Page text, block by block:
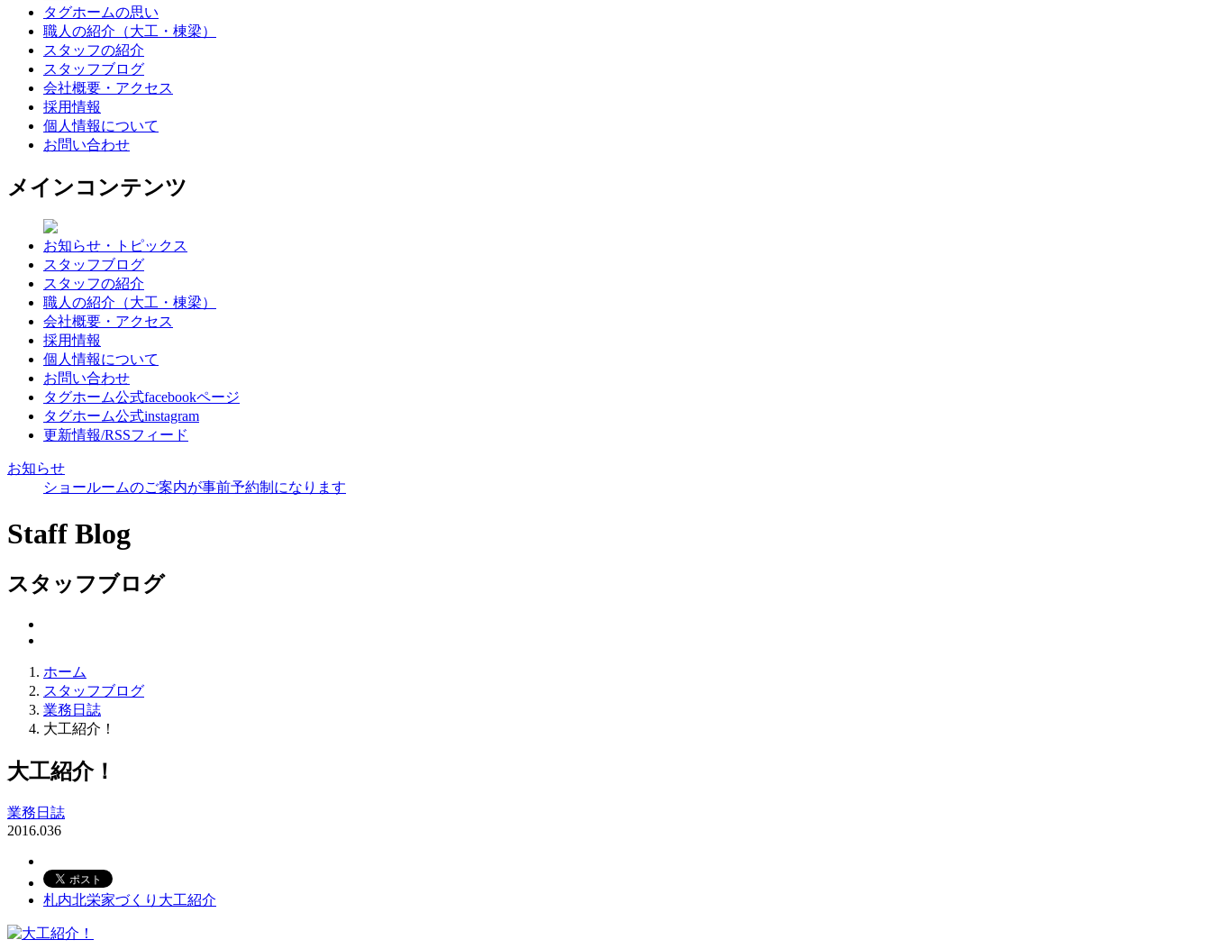
タグホームの思い
職人の紹介（大工・棟梁）
スタッフの紹介
スタッフブログ
会社概要・アクセス
採用情報
個人情報について
お問い合わせ
メインコンテンツ
お知らせ・トピックス
スタッフブログ
スタッフの紹介
職人の紹介（大工・棟梁）
会社概要・アクセス
採用情報
個人情報について
お問い合わせ
タグホーム公式facebookページ
タグホーム公式instagram
更新情報/RSSフィード
お知らせ
ショールームのご案内が事前予約制になります
Staff Blog
スタッフブログ
ホーム
スタッフブログ
業務日誌
大工紹介！
大工紹介！
業務日誌
2016.036
札内北栄家づくり 大工紹介